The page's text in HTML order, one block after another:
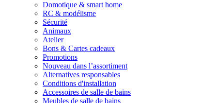
Domotique & smart home
RC & modélisme
Sécurité
Animaux
Atelier
Bons & Cartes cadeaux
Promotions
Nouveau dans l’assortiment
Alternatives responsables
Conditions d'installation
Accessoires de salle de bains
Meubles de salle de bains